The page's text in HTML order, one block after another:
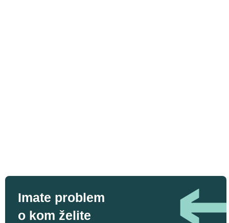
Imate problem
o kom želite